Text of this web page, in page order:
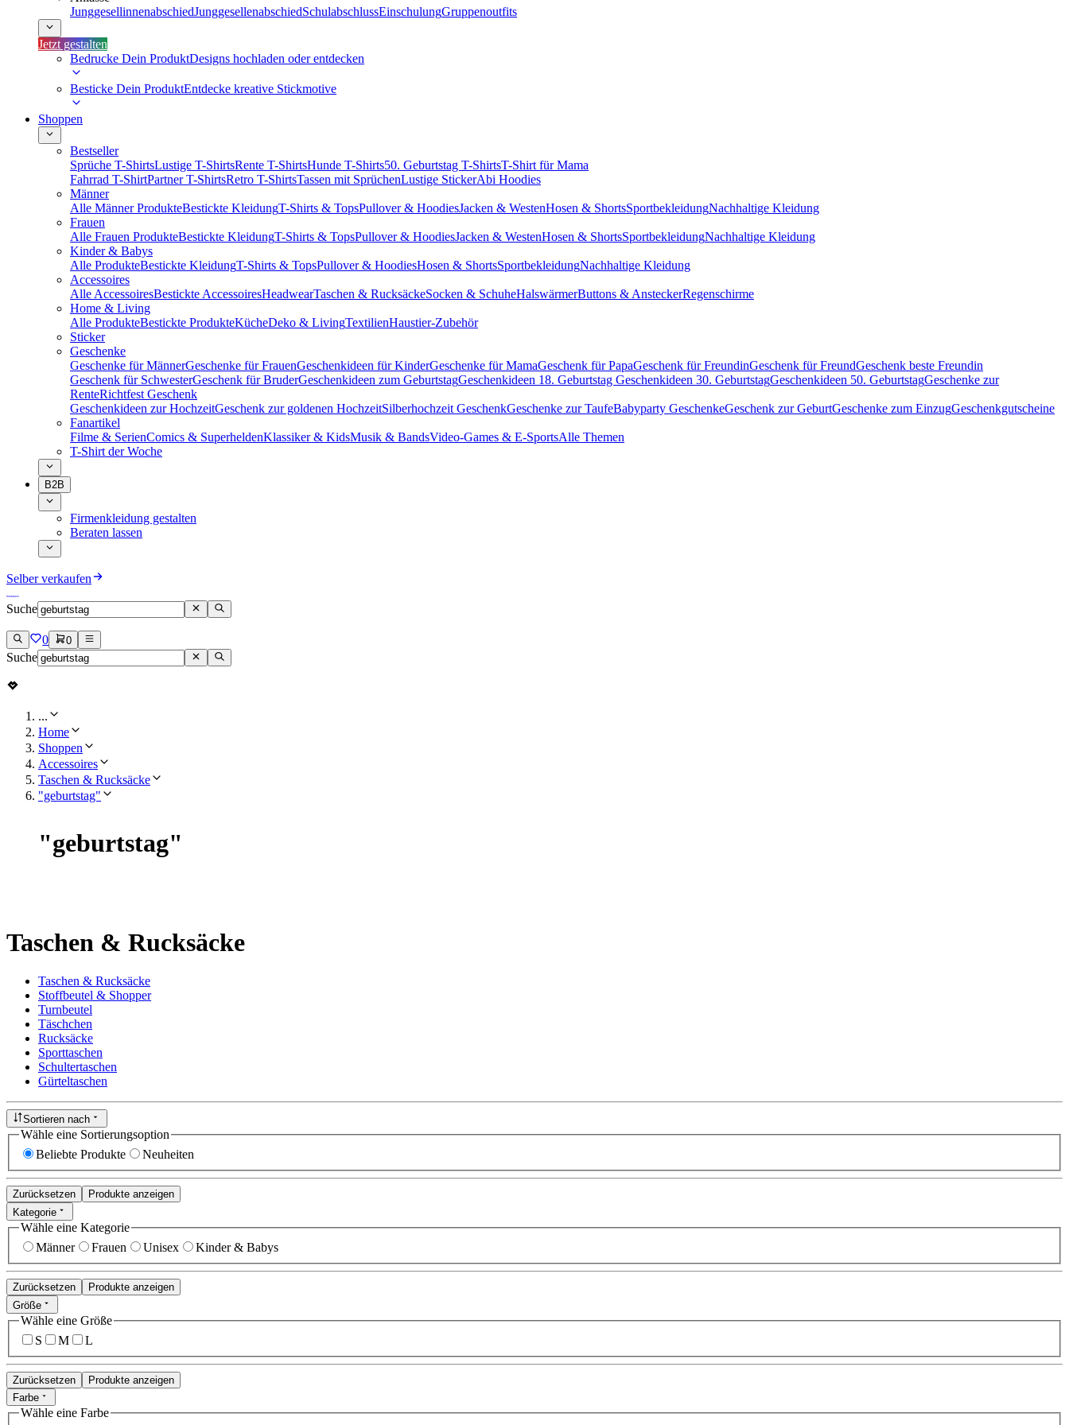
JunggesellinnenabschiedJunggesellenabschiedSchulabschlussEinschulungGruppenoutfits
Jetzt gestalten
Bedrucke Dein ProduktDesigns hochladen oder entdecken
Besticke Dein ProduktEntdecke kreative Stickmotive
Shoppen
Bestseller
Sprüche T-ShirtsLustige T-ShirtsRente T-ShirtsHunde T-Shirts50. Geburtstag T-ShirtsT-Shirt für Mama
Fahrrad T-ShirtPartner T-ShirtsRetro T-ShirtsTassen mit SprüchenLustige StickerAbi Hoodies
Männer
Alle Männer ProdukteBestickte KleidungT-Shirts & TopsPullover & HoodiesJacken & WestenHosen & ShortsSportbekleidungNachhaltige Kleidung
Frauen
Alle Frauen ProdukteBestickte KleidungT-Shirts & TopsPullover & HoodiesJacken & WestenHosen & ShortsSportbekleidungNachhaltige Kleidung
Kinder & Babys
Alle ProdukteBestickte KleidungT-Shirts & TopsPullover & HoodiesHosen & ShortsSportbekleidungNachhaltige Kleidung
Accessoires
Alle AccessoiresBestickte AccessoiresHeadwearTaschen & RucksäckeSocken & SchuheHalswärmerButtons & AnsteckerRegenschirme
Home & Living
Alle ProdukteBestickte ProdukteKücheDeko & LivingTextilienHaustier-Zubehör
Sticker
Geschenke
Geschenke für MännerGeschenke für FrauenGeschenkideen für KinderGeschenke für MamaGeschenk für PapaGeschenk für FreundinGeschenk für FreundGeschenk beste Freundin
Geschenk für SchwesterGeschenk für BruderGeschenkideen zum GeburtstagGeschenkideen 18. Geburtstag Geschenkideen 30. GeburtstagGeschenkideen 50. GeburtstagGeschenke zur
RenteRichtfest Geschenk
Geschenkideen zur HochzeitGeschenk zur goldenen HochzeitSilberhochzeit GeschenkGeschenke zur TaufeBabyparty GeschenkeGeschenk zur GeburtGeschenke zum EinzugGeschenkgutscheine
Fanartikel
Filme & SerienComics & SuperheldenKlassiker & KidsMusik & BandsVideo-Games & E-SportsAlle Themen
T-Shirt der Woche
B2B
Firmenkleidung gestalten
Beraten lassen
Selber verkaufen
Suche
0 0
Suche
...
Home
Shoppen
Accessoires
Taschen & Rucksäcke
"geburtstag"
"geburtstag"
Taschen & Rucksäcke
Taschen & Rucksäcke
Stoffbeutel & Shopper
Turnbeutel
Täschchen
Rucksäcke
Sporttaschen
Schultertaschen
Gürteltaschen
Sortieren nach
Wähle eine Sortierungsoption
Beliebte Produkte
Neuheiten
Zurücksetzen
Produkte anzeigen
Kategorie
Wähle eine Kategorie
Männer
Frauen Unisex Kinder & Babys
Zurücksetzen
Produkte anzeigen
Größe
Wähle eine Größe
S
M L
Zurücksetzen
Produkte anzeigen
Farbe
Wähle eine Farbe